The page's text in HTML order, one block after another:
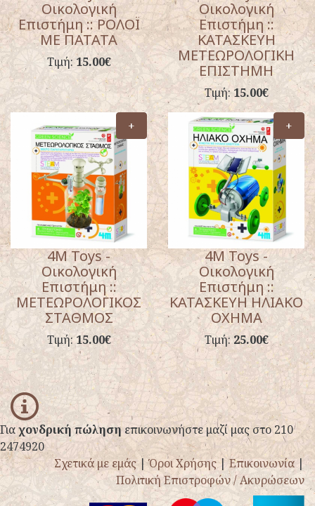
Οικολογική
Επιστήμη :: ΡΟΛΟΪ
ΜΕ ΠΑΤΑΤΑ
Τιμή: 15.00€
Οικολογική
Επιστήμη ::
ΚΑΤΑΣΚΕΥΗ
ΜΕΤΕΩΡΟΛΟΓΙΚΗ
ΕΠΙΣΤΗΜΗ
Τιμή:15.00€
+
4M Toys -
Οικολογική
Επιστήμη ::
ΜΕΤΕΩΡΟΛΟΓΙΚΟΣ
ΣΤΑΘΜΟΣ
Τιμή:15.00€
+
4M Toys -
Οικολογική
Επιστήμη ::
ΚΑΤΑΣΚΕΥΗ ΗΛΙΑΚΟ
ΟΧΗΜΑ
Τιμή:25.00€
info
Γιαχονδρική πώλησηεπικοινωνήστε μαζί μας στο 210
2474920
Σχετικά με εμάς|Όροι Χρήσης|Επικοινωνία|
Πολιτική Επιστροφών / Ακυρώσεων